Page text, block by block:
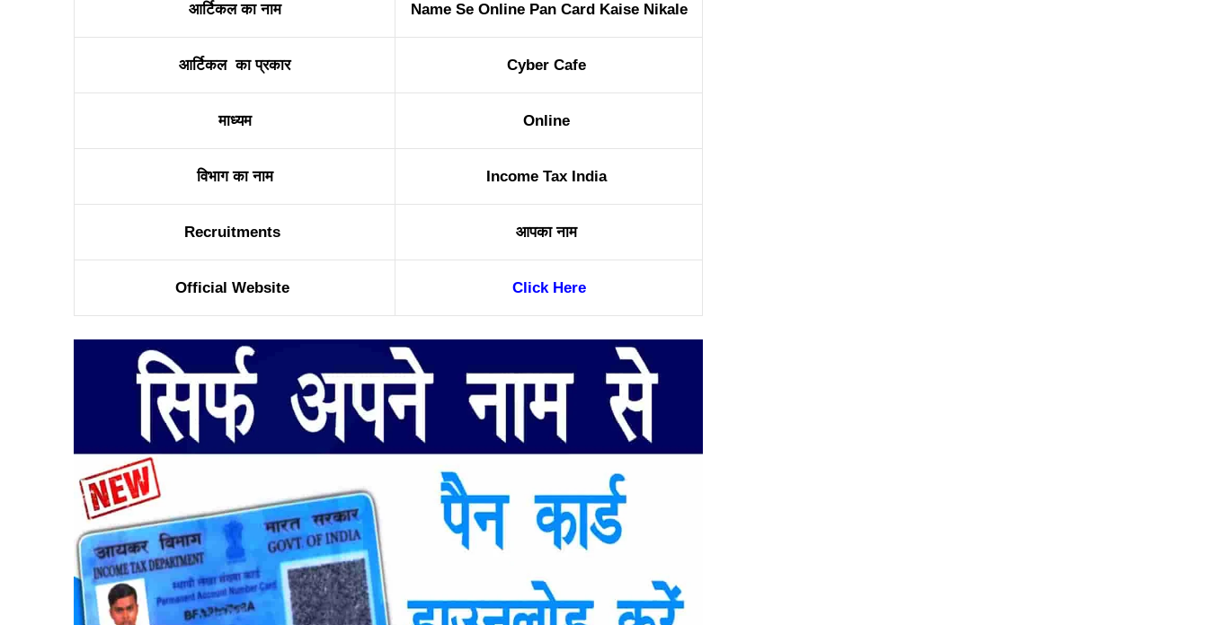
आर्टिकल का नाम Name Se Online Pan Card Kaise Nikale
आर्टिकल का प्रकार Cyber Cafe
माध्यम Online
विभाग का नाम Income Tax India
Recruitments आपका नाम
Official Website Click Here